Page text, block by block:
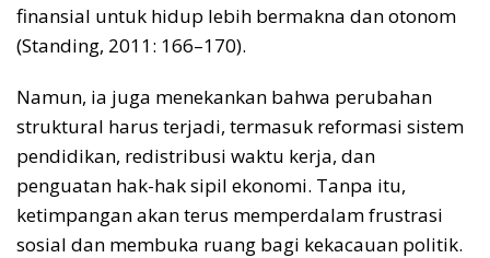
finansial untuk hidup lebih bermakna dan otonom
(Standing, 2011: 166–170).
Namun, ia juga menekankan bahwa perubahan
struktural harus terjadi, termasuk reformasi sistem
pendidikan, redistribusi waktu kerja, dan
penguatan hak-hak sipil ekonomi. Tanpa itu,
ketimpangan akan terus memperdalam frustrasi
sosial dan membuka ruang bagi kekacauan politik.